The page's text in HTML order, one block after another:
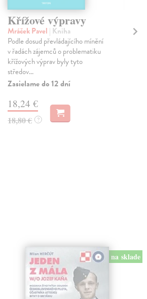
Křížové výpravy
Mráček Pavel | Kniha
Podle dosud převládajícího mínění
v řadách zájemců o problematiku
křížových výprav byly tyto
středov...
Zasielame do 12 dní
18,24 €
18,80 € ?
na sklade